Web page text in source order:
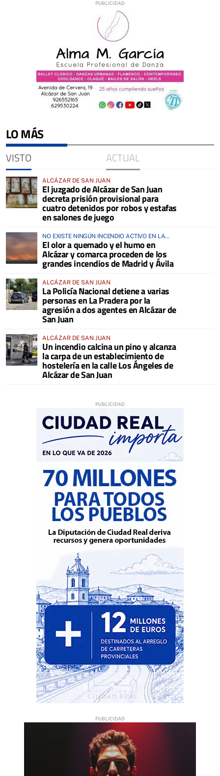
LO MÁS
VISTO ACTUAL
ALCÁZAR DE SAN JUAN
El juzgado de Alcázar de San Juan
decreta prisión provisional para
cuatro detenidos por robos y estafas
en salones de juego
NO EXISTE NINGÚN INCENDIO ACTIVO EN LA
COMARCA
El olor a quemado y el humo en
Alcázar y comarca proceden de los
grandes incendios de Madrid y Ávila
ALCÁZAR DE SAN JUAN
La Policía Nacional detiene a varias
personas en La Pradera por la
agresión a dos agentes en Alcázar de
San Juan
ALCÁZAR DE SAN JUAN
Un incendio calcina un pino y alcanza
la carpa de un establecimiento de
hostelería en la calle Los Ángeles de
Alcázar de San Juan